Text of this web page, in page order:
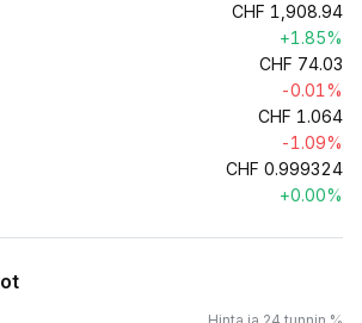
CHF 1,908.94
+1.85%
CHF 74.03
-0.01%
CHF 1.064
-1.09%
CHF 0.999324
+0.00%